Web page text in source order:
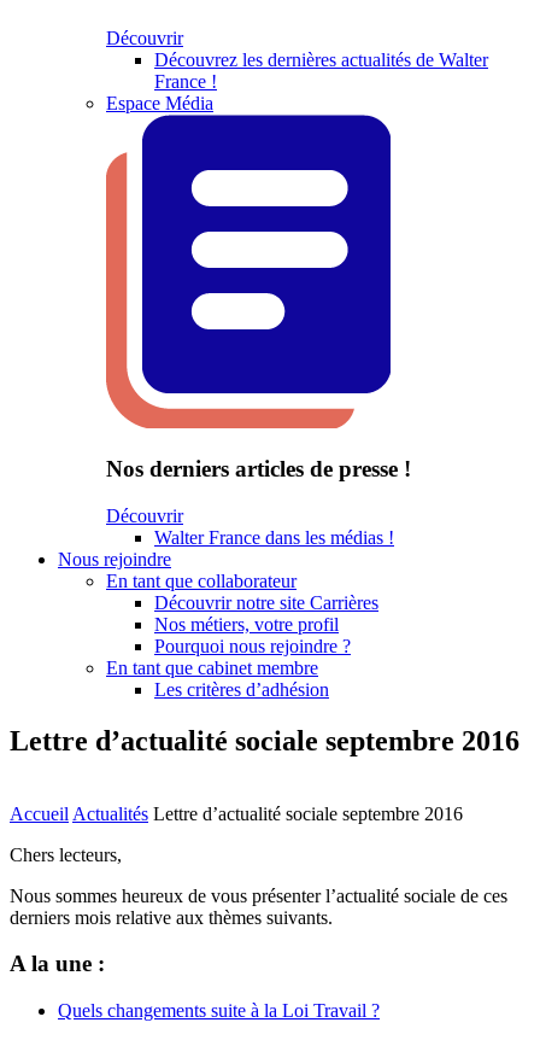
Découvrir
Découvrez les dernières actualités de Walter
France !
Espace Média
Nos derniers articles de presse !
Découvrir
Walter France dans les médias !
Nous rejoindre
En tant que collaborateur
Découvrir notre site Carrières
Nos métiers, votre profil
Pourquoi nous rejoindre ?
En tant que cabinet membre
Les critères d’adhésion
Lettre d’actualité sociale septembre 2016
Accueil Actualités Lettre d’actualité sociale septembre 2016
Chers lecteurs,
Nous sommes heureux de vous présenter l’actualité sociale de ces
derniers mois relative aux thèmes suivants.
A la une :
Quels changements suite à la Loi Travail ?